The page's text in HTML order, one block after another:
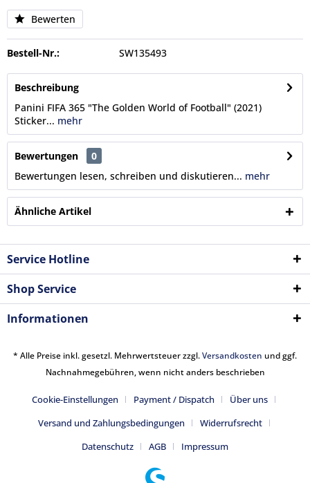
Bewerten
Bestell-Nr.: SW135493
Beschreibung
Panini FIFA 365 "The Golden World of Football" (2021)
Sticker... mehr
Bewertungen
0
Bewertungen lesen, schreiben und diskutieren... mehr
Ähnliche Artikel
Service Hotline
Shop Service
Informationen
* Alle Preise inkl. gesetzl. Mehrwertsteuer zzgl.Versandkosten und ggf.
Nachnahmegebühren, wenn nicht anders beschrieben
Cookie-Einstellungen Payment / Dispatch
Über uns
Versand und Zahlungsbedingungen
Widerrufsrecht
Datenschutz
AGB Impressum